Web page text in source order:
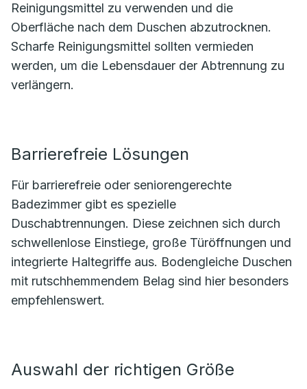
Reinigungsmittel zu verwenden und die
Oberfläche nach dem Duschen abzutrocknen.
Scharfe Reinigungsmittel sollten vermieden
werden, um die Lebensdauer der Abtrennung zu
verlängern.
Barrierefreie Lösungen
Für barrierefreie oder seniorengerechte
Badezimmer gibt es spezielle
Duschabtrennungen. Diese zeichnen sich durch
schwellenlose Einstiege, große Türöffnungen und
integrierte Haltegriffe aus. Bodengleiche Duschen
mit rutschhemmendem Belag sind hier besonders
empfehlenswert.
Auswahl der richtigen Größe